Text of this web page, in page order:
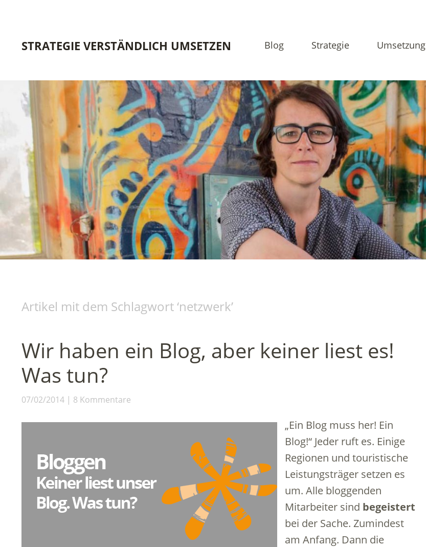
STRATEGIE VERSTÄNDLICH UMSETZEN Blog Strategie Umsetzung
Artikel mit dem Schlagwort ‘netzwerk’
Wir haben ein Blog, aber keiner liest es!
Was tun?
07/02/2014 8 Kommentare
„Ein Blog muss her! Ein
Blog!“ Jeder ruft es. Einige
Regionen und touristische
Leistungsträger setzen es
um. Alle bloggenden
Mitarbeiter sind begeistert
bei der Sache. Zumindest
am Anfang. Dann die